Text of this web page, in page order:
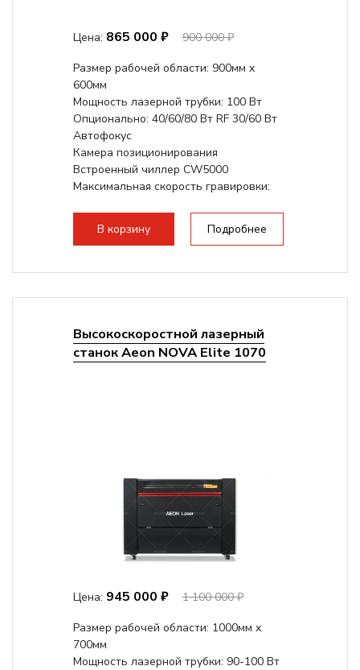
Цена: 865 000 ₽
900 000 ₽
Размер рабочей области: 900мм х
600мм
Мощность лазерной трубки: 100 Вт
Опционально: 40/60/80 Вт RF 30/60 Вт
Автофокус
Камера позиционирования
Встроенный чиллер CW5000
Максимальная скорость гравировки:
В корзину Подробнее
Высокоскоростной лазерный
станок Aeon NOVA Elite 1070
Цена: 945 000 ₽
1 100 000 ₽
Размер рабочей области: 1000мм х
700мм
Мощность лазерной трубки: 90-100 Вт